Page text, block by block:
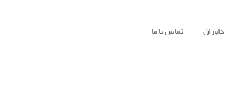
داوران تماس با ما